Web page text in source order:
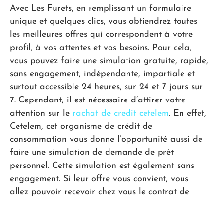
Avec Les Furets, en remplissant un formulaire
unique et quelques clics, vous obtiendrez toutes
les meilleures offres qui correspondent à votre
profil, à vos attentes et vos besoins. Pour cela,
vous pouvez faire une simulation gratuite, rapide,
sans engagement, indépendante, impartiale et
surtout accessible 24 heures, sur 24 et 7 jours sur
7. Cependant, il est nécessaire d’attirer votre
attention sur le rachat de credit cetelem. En effet,
Cetelem, cet organisme de crédit de
consommation vous donne l’opportunité aussi de
faire une simulation de demande de prêt
personnel. Cette simulation est également sans
engagement. Si leur offre vous convient, vous
allez pouvoir recevoir chez vous le contrat de